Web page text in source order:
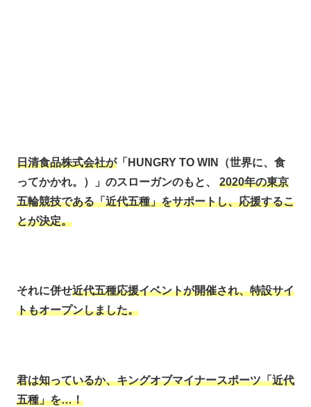
日清食品株式会社が「HUNGRY TO WIN（世界に、食
ってかかれ。）」のスローガンのもと、 2020年の東京
五輪競技である「近代五種」をサポートし、応援するこ
とが決定。
それに併せ近代五種応援イベントが開催され、特設サイ
トもオープンしました。
君は知っているか、キングオブマイナースポーツ「近代
五種」を…！